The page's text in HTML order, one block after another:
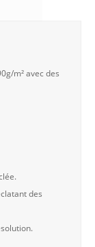
m² avec des
des